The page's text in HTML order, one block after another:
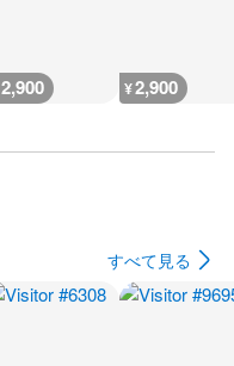
2,900 ¥2,900
すべて見る